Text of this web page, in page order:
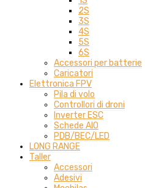
2S
3S
4S
5S
6S
Accessori per batterie
Caricatori
Elettronica FPV
Pila di volo
Controllori di droni
Inverter ESC
Schede AIO
PDB/BEC/LED
LONG RANGE
Taller
Accessori
Adesivi